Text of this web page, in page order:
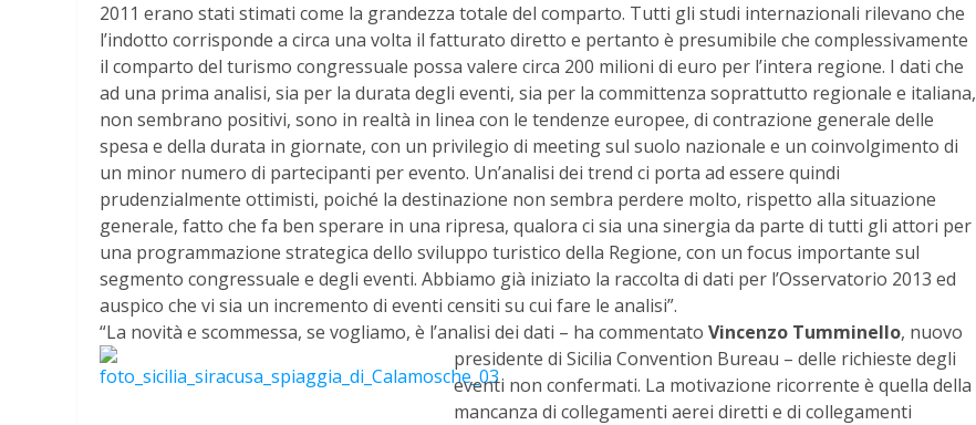
2011 erano stati stimati come la grandezza totale del comparto. Tutti gli studi internazionali rilevano che
l’indotto corrisponde a circa una volta il fatturato diretto e pertanto è presumibile che complessivamente
il comparto del turismo congressuale possa valere circa 200 milioni di euro per l’intera regione. I dati che
ad una prima analisi, sia per la durata degli eventi, sia per la committenza soprattutto regionale e italiana,
non sembrano positivi, sono in realtà in linea con le tendenze europee, di contrazione generale delle
spesa e della durata in giornate, con un privilegio di meeting sul suolo nazionale e un coinvolgimento di
un minor numero di partecipanti per evento. Un’analisi dei trend ci porta ad essere quindi
prudenzialmente ottimisti, poiché la destinazione non sembra perdere molto, rispetto alla situazione
generale, fatto che fa ben sperare in una ripresa, qualora ci sia una sinergia da parte di tutti gli attori per
una programmazione strategica dello sviluppo turistico della Regione, con un focus importante sul
segmento congressuale e degli eventi. Abbiamo già iniziato la raccolta di dati per l’Osservatorio 2013 ed
auspico che vi sia un incremento di eventi censiti su cui fare le analisi”.
“La novità e scommessa, se vogliamo, è l’analisi dei dati – ha commentato Vincenzo Tumminello, nuovo
presidente di Sicilia Convention Bureau – delle richieste degli
eventi non confermati. La motivazione ricorrente è quella della
mancanza di collegamenti aerei diretti e di collegamenti